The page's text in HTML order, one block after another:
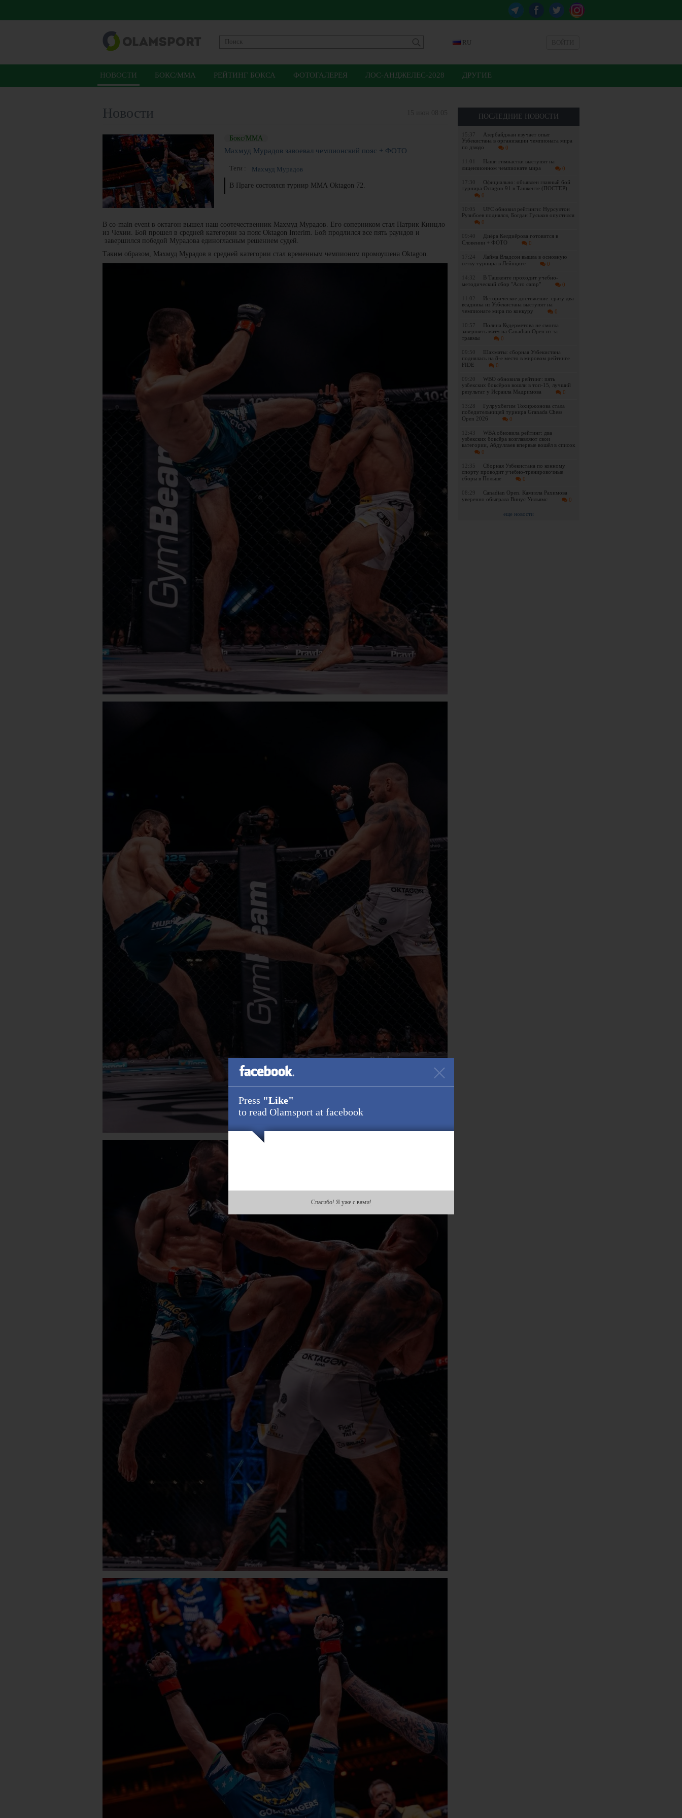
RU
НОВОСТИ БОКС/ММА РЕЙТИНГ БОКСА ФОТОГАЛЕРЕЯ ЛОС-АНДЖЕЛЕС-2028 ДРУГИЕ
ПОСЛЕДНИЕ НОВОСТИ
15:37
Азербайджан изучает опыт
Узбекистана в организации чемпионата мира
по дзюдо
0
11:01
Наши гимнастки выступят на
лицензионном чемпионате мира
0
17:30
Официально: объявлен главный бой
турнира Octagon 91 в Ташкенте (ПОСТЕР)
0
10:05
UFC обновил рейтинги: Нурсултон
Рузибоев поднялся, Богдан Гуськов опустился
0
09:40
Диёра Келдиёрова готовится в
Словении + ФОТО
0
17:24
Лайма Владсон вышла в основную
сетку турнира в Лейпциге
0
14:32
В Ташкенте проходит учебно-
методический сбор "Acro camp"
0
11:02
Историческое достижение: сразу два
всадника из Узбекистана выступят на
чемпионате мира по конкуру
0
10:57
Полина Кудерметова не смогла
завершить матч на Canadian Open из-за
травмы
0
09:50
Шахматы: сборная Узбекистана
поднялась на 8-е место в мировом рейтинге
FIDE
0
09:20
WBO обновила рейтинг: пять
узбекских боксёров вошли в топ-15, лучший
результат у Исраила Мадримова
0
13:28
Гулрухбегим Тохиржонова стала
победительницей турнира Granada Chess
Open 2026
0
12:43
WBA обновила рейтинг: два
узбекских боксёра возглавляют свои
категории, Абдуллаев впервые вошёл в список
0
12:35
Сборная Узбекистана по конному
спорту проводит учебно-тренировочные
сборы в Польше
0
08:29
Canadian Open. Камилла Рахимова
уверенно обыграла Винус Уильямс
0
еще новости
Новости
Бокс/ММА
Махмуд Мурадов завоевал чемпионский пояс + ФОТО
Теги : Махмуд Мурадов
В Праге состоялся турнир ММА Oktagon 72.
В co-main event в октагон вышел наш соотечественник Махмуд Мурадов. Его соперником стал Патрик Кинцло
из Чехии. Бой прошел в средней категории за пояс Oktagon Interim. Бой продлился все пять раундов и
завершился победой Мурадова единогласным решением судей.
Таким образом, Махмуд Мурадов в средней категории стал временным чемпионом промоушена Oktagon.
Press "Like"
to read Olamsport at facebook
Спасибо! Я уже с вами!